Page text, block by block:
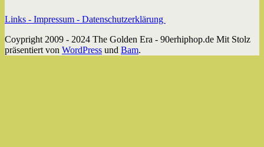
Links - Impressum - Datenschutzerklärung
Coypright 2009 - 2024 The Golden Era - 90erhiphop.de Mit Stolz
präsentiert von WordPress und Bam.